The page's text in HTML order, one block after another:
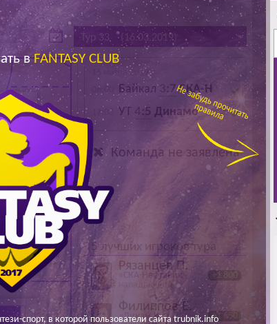
Архив Архив
Max
вFANTASY CLUB
спорт, в которой пользователи сайта trubnik.info
Полузащитник
16 марта 2019
06:00
Байкал3 :7 СКА-Н
17:00 УТ 4:5 Динамо
Команда не заявлена
5 лучших игроков тура
Рязанцев П.
«СКА-Нефтяник»
нападающий
+1 800
Филиппов Е.
«Динамо»
+1 650